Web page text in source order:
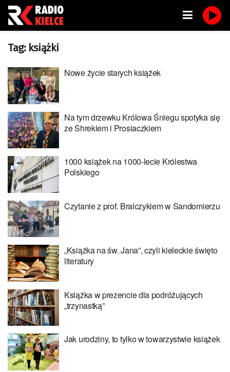
Tag: książki
Nowe życie starych książek
Na tym drzewku Królowa Śniegu spotyka się
ze Shrekiem i Prosiaczkiem
1000 książek na 1000-lecie Królestwa
Polskiego
Czytanie z prof. Bralczykiem w Sandomierzu
„Książka na św. Jana”, czyli kieleckie święto
literatury
Książka w prezencie dla podróżujących
„trzynastką”
Jak urodziny, to tylko w towarzystwie książek